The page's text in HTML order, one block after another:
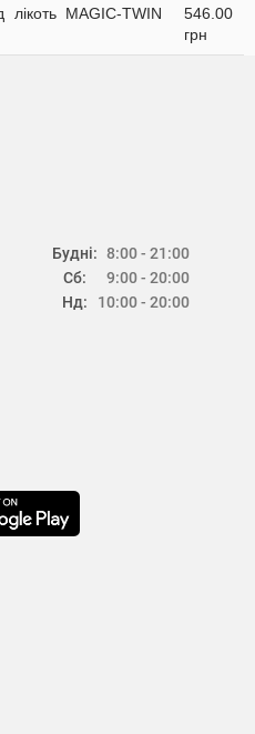
MAGIC-TWIN
546.00
грн
Будні:
Сб:
Нд:
8:00 - 21:00
9:00 - 20:00
10:00 - 20:00